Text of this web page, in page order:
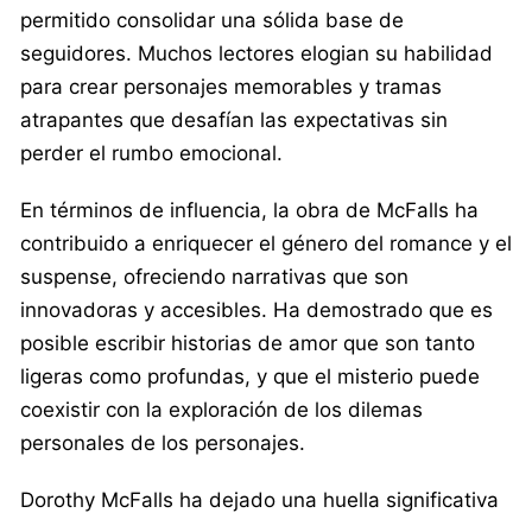
permitido consolidar una sólida base de
seguidores. Muchos lectores elogian su habilidad
para crear personajes memorables y tramas
atrapantes que desafían las expectativas sin
perder el rumbo emocional.
En términos de influencia, la obra de McFalls ha
contribuido a enriquecer el género del romance y el
suspense, ofreciendo narrativas que son
innovadoras y accesibles. Ha demostrado que es
posible escribir historias de amor que son tanto
ligeras como profundas, y que el misterio puede
coexistir con la exploración de los dilemas
personales de los personajes.
Dorothy McFalls ha dejado una huella significativa